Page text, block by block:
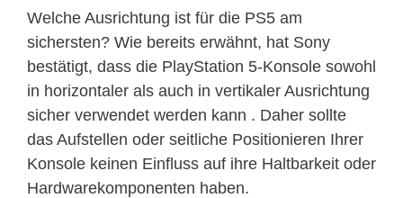
Welche Ausrichtung ist für die PS5 am
sichersten? Wie bereits erwähnt, hat Sony
bestätigt, dass die PlayStation 5-Konsole sowohl
in horizontaler als auch in vertikaler Ausrichtung
sicher verwendet werden kann . Daher sollte
das Aufstellen oder seitliche Positionieren Ihrer
Konsole keinen Einfluss auf ihre Haltbarkeit oder
Hardwarekomponenten haben.